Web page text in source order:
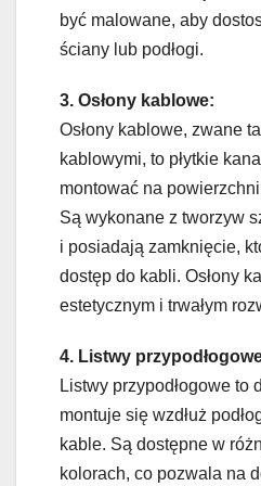
być malowane, aby
ściany lub podłogi.
3. Osłony kablowe:
Osłony kablowe, zwane
kablowymi, to płytkie
montować na
Są wykonane z tworzyw
i posiadają zamknięcie,
dostęp do kabli. Osłony
estetycznym i trwałym
4. Listwy
Listwy przypodłogowe to
montuje się wzdłuż
kable. Są dostępne w
kolorach, co pozwala na